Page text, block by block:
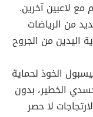
مع لاعبين آخرين.
من الرياضات
اليدين من الجروح
الخوذ لحماية
الخطير، بدون
لا حصر